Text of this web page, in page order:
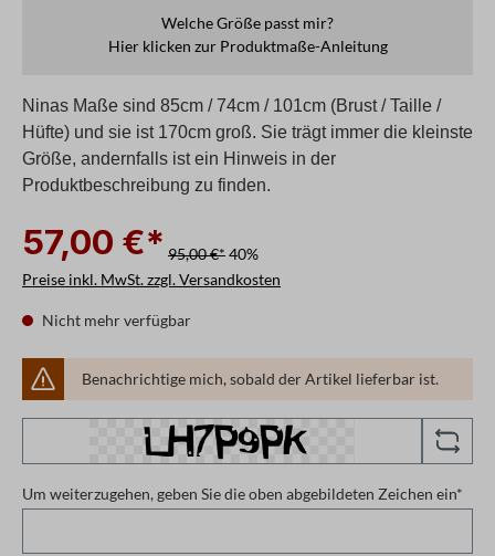
Welche Größe passt mir?
Hier klicken zur Produktmaße-Anleitung
Ninas Maße sind 85cm / 74cm / 101cm (Brust / Taille /
Hüfte) und sie ist 170cm groß. Sie trägt immer die kleinste
Größe, andernfalls ist ein Hinweis in der
Produktbeschreibung zu finden.
57,00 €* 95,00 €*40%
Preise inkl. MwSt. zzgl. Versandkosten
Nicht mehr verfügbar
Benachrichtige mich, sobald der Artikel lieferbar ist.
Um weiterzugehen, geben Sie die oben abgebildeten Zeichen ein*